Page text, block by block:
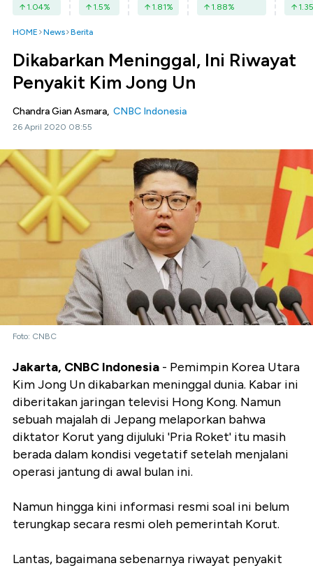
1.04% 1.5% 1.81% 1.88% 1.35
HOME News Berita
Dikabarkan Meninggal, Ini Riwayat
Penyakit Kim Jong Un
Chandra Gian Asmara, CNBC Indonesia
26 April 2020 08:55
Foto: CNBC
Jakarta, CNBC Indonesia - Pemimpin Korea Utara
Kim Jong Un dikabarkan meninggal dunia. Kabar ini
diberitakan jaringan televisi Hong Kong. Namun
sebuah majalah di Jepang melaporkan bahwa
diktator Korut yang dijuluki 'Pria Roket' itu masih
berada dalam kondisi vegetatif setelah menjalani
operasi jantung di awal bulan ini.
Namun hingga kini informasi resmi soal ini belum
terungkap secara resmi oleh pemerintah Korut.
Lantas, bagaimana sebenarnya riwayat penyakit